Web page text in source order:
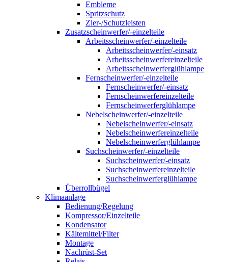
Embleme
Spritzschutz
Zier-/Schutzleisten
Zusatzscheinwerfer/-einzelteile
Arbeitsscheinwerfer/-einzelteile
Arbeitsscheinwerfer/-einsatz
Arbeitsscheinwerfereinzelteile
Arbeitsscheinwerferglühlampe
Fernscheinwerfer/-einzelteile
Fernscheinwerfer/-einsatz
Fernscheinwerfereinzelteile
Fernscheinwerferglühlampe
Nebelscheinwerfer/-einzelteile
Nebelscheinwerfer/-einsatz
Nebelscheinwerfereinzelteile
Nebelscheinwerferglühlampe
Suchscheinwerfer/-einzelteile
Suchscheinwerfer/-einsatz
Suchscheinwerfereinzelteile
Suchscheinwerferglühlampe
Überrollbügel
Klimaanlage
Bedienung/Regelung
Kompressor/Einzelteile
Kondensator
Kältemittel/Filter
Montage
Nachrüst-Set